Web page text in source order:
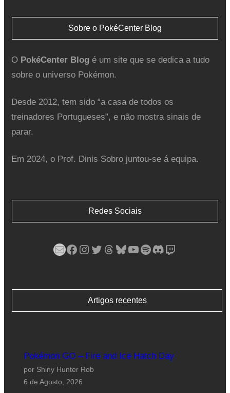
Sobre o PokéCenter Blog
O PokéCenter Blogé um site que se dedica a tudo
sobre o universo Pokémon.
Desde 2012, tem sido “a casa de todos os
treinadores Portugueses”, e não mostra sinais de
parar.
Em 2024, o Prof. Dinis Sobro juntou-se á equipa.
Redes Sociais
Mail Facebook Instagram Twitter Threads Bluesky YouTube Spotify Discord Twitch
Artigos recentes
Pokémon GO – Fire and Ice Hatch Day
por Shiny Hunter Rob
6 de Agosto, 2026